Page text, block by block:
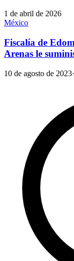
1 de abril de 2026
México
Fiscalía de
Arenas le
10 de agosto de 2023·